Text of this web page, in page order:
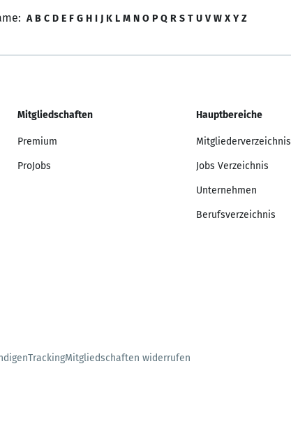
A B C D E F G H I J K L M N O P Q R S T U V W X Y Z
Mitgliedschaften
Premium
ProJobs
Hauptbereiche
Mitgliederverzeichnis
Jobs Verzeichnis
Unternehmen
Berufsverzeichnis
TrackingMitgliedschaften widerrufen